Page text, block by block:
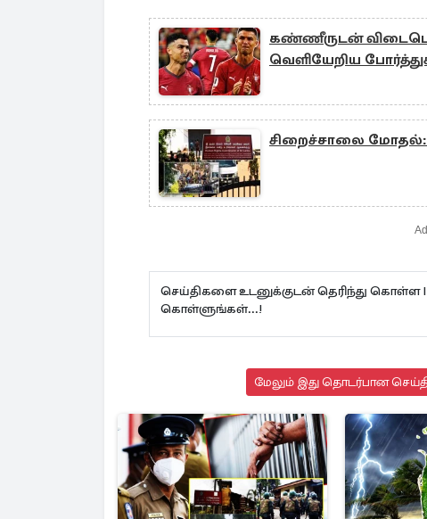
கண்ணீருடன்
வெளியேறிய
சிறைச்சாலை மோதல்:
செய்திகளை உடனுக்குடன் தெரிந்து கொள்ள
கொள்ளுங்கள்...!
மேலும் இது தொடர்பான